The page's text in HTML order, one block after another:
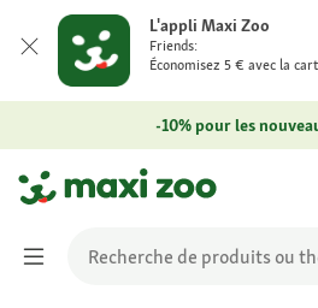
L'appli Maxi Zoo
Friends:
Économisez 5 € avec la
-10% pour les